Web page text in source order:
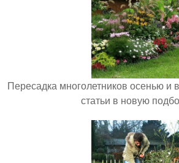
Пересадка многолетников осенью и
статьи в новую